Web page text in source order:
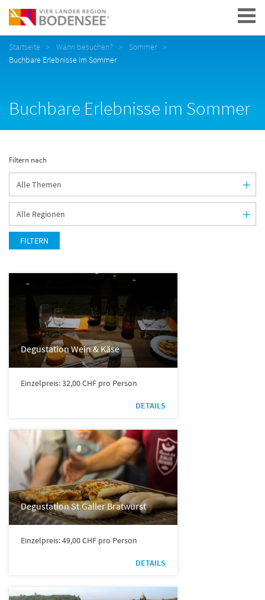
Navigation
Startseite Wann besuchen?
Sommer
Buchbare Erlebnisse im Sommer
Buchbare Erlebnisse im Sommer
Filtern nach
FILTERN
Degustation Wein & Käse
Einzelpreis: 32,00 CHF pro Person
DETAILS
Degustation St.Galler Bratwurst
Einzelpreis: 49,00 CHF pro Person
DETAILS